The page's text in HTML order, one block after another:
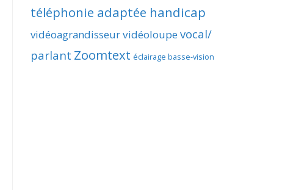
téléphonie adaptée handicap
vidéoagrandisseurvidéoloupevocal/
parlant Zoomtext éclairage basse-vision